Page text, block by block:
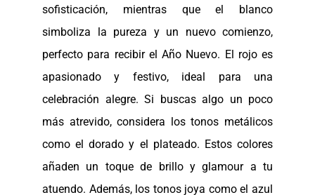
sofisticación, mientras que el blanco
simboliza la pureza y un nuevo comienzo,
perfecto para recibir el Año Nuevo. El rojo es
apasionado y festivo, ideal para una
celebración alegre. Si buscas algo un poco
más atrevido, considera los tonos metálicos
como el dorado y el plateado. Estos colores
añaden un toque de brillo y glamour a tu
atuendo. Además, los tonos joya como el azul